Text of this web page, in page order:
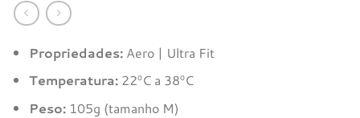
Propriedades:Aero | Ultra Fit
Temperatura: 22ºC a 38ºC
Peso:105g (tamanho M)